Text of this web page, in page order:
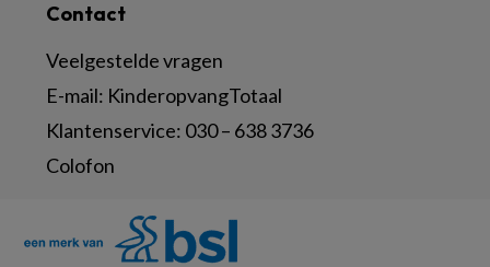
Contact
Veelgestelde vragen
E-mail: KinderopvangTotaal
Klantenservice: 030 – 638 3736
Colofon